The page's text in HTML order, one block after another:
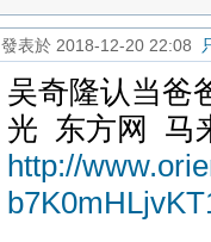
發表於 2018-12-20 22:08
吴奇隆认当爸
光 东方网 马
http://